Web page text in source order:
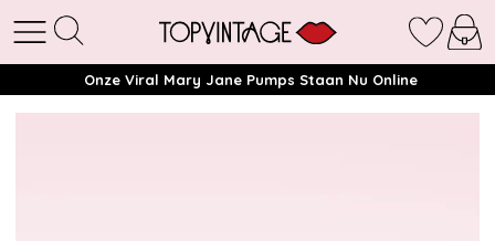
Onze Viral Mary Jane Pumps Staan Nu Online